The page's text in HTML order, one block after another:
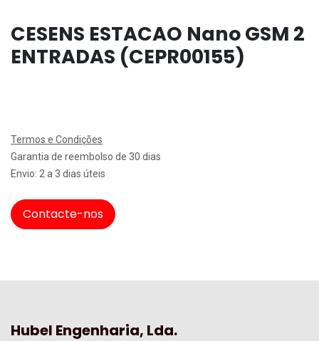
CESENS ESTACAO Nano GSM 2
ENTRADAS (CEPR00155)
Termos e Condições
Garantia de reembolso de 30 dias
Envio: 2 a 3 dias úteis
Contacte-nos
Hubel Engenharia, Lda.